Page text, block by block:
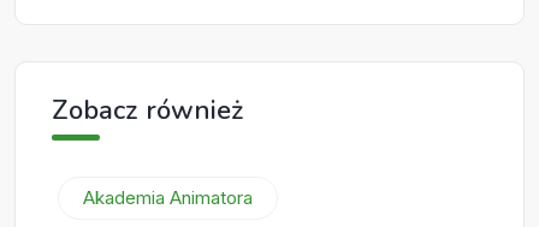
Zobacz również
Akademia Animatora